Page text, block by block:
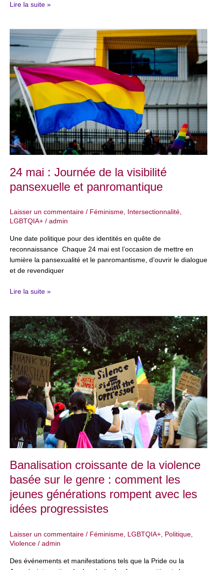
Lire la suite »
24 mai : Journée de la visibilité
pansexuelle et panromantique
Laisser un commentaire / Féminisme Intersectionnalité
LGBTQIA+ / admin
Une date politique pour des identités en quête de
reconnaissance Chaque 24 mai est l’occasion de mettre en
lumière la pansexualité et le panromantisme, d’ouvrir le dialogue
et de revendiquer
24
mai
Journée
de
la
visibilité
pansexuelle
panromantique
Lire la suite »
Banalisation croissante de la violence
basée sur le genre : comment les
jeunes générations rompent avec les
idées progressistes
Laisser un commentaire / Féminisme LGBTQIA+ Politique
Violence / admin
Des événements et manifestations tels que la Pride ou la
Banalisation
croissante
de
la
violence
basée
sur
le
genre
comment
les
jeunes
générations
rompent
avec
les
idées
progressistes